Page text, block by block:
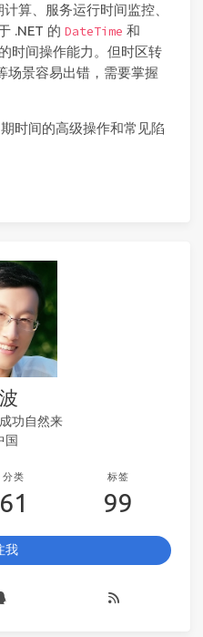
算、服务运行时间监控、
.NET 的 DateTime 和
时间操作能力。但时区转
场景容易出错，需要掌握
时间的高级操作和常见陷
功自然来
国
分类
61
标签
99
我